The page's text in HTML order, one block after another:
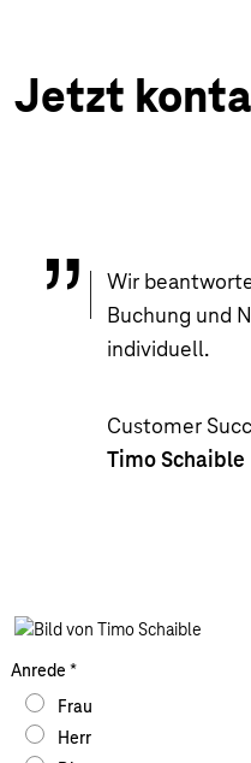
Jetzt
Wir
Buchung und
individuell.
Customer
Timo Schaible
Anrede *
Frau
Herr